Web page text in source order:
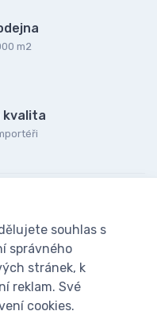
m2
kvalita
souhlas s
správného
stránek, k
reklam. Své
cookies.